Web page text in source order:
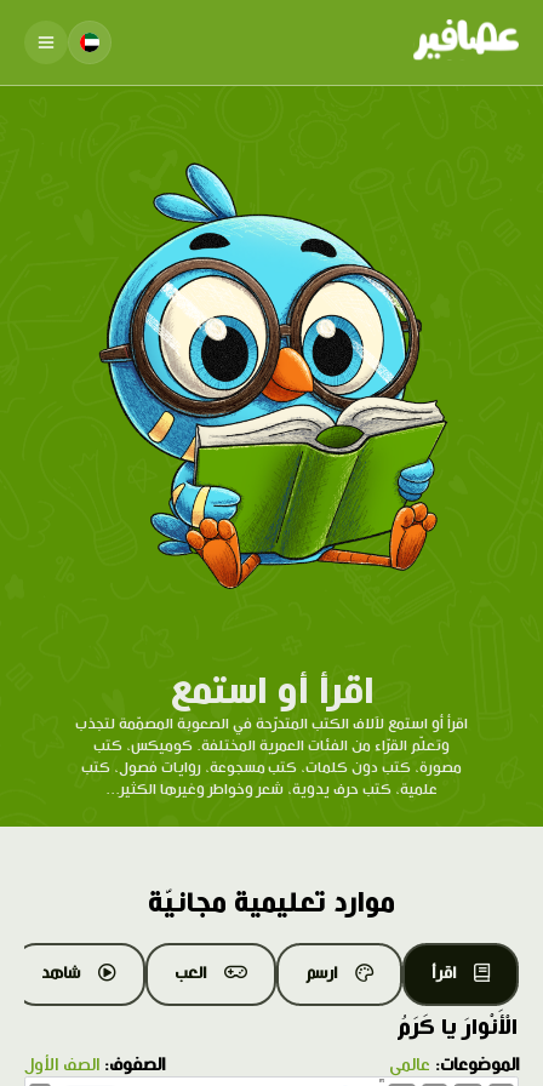
اقرأ أو استمع
اقرأ أو استمع لآلاف الكتب المتدرّحة في الصعوبة المصمّمة لتجذب
وتعلّم القرّاء من الفئات العمرية المختلفة. كوميكس، كتب
مصورة، كتب دون كلمات، كتب مسجوعة، روايات فصول، كتب
علمية، كتب حرف يدوية، شعر وخواطر وغيرها الكثير...
موارد تعليمية مجانيّة
اقرأ ارسم العب شاهد
الْأَنْوارَ يا كَرَمُ
الموضوعات: عالمي الصفوف: الصف الأول